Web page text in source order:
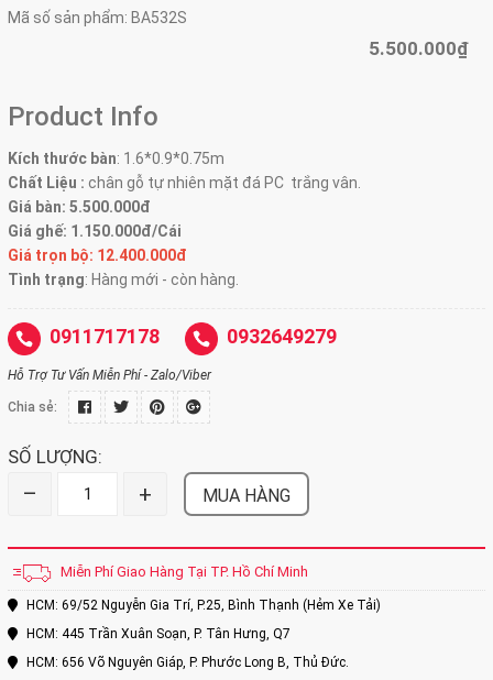
Mã số sản phẩm: BA532S
5.500.000₫
Product Info
Kích thước bàn: 1.6*0.9*0.75m
Chất Liệu : chân gỗ tự nhiên mặt đá PC trắng vân.
Giá bàn: 5.500.000đ
Giá ghế: 1.150.000đ/Cái
Giá trọn bộ: 12.400.000đ
Tình trạng: Hàng mới - còn hàng.
0911717178 0932649279
Hỗ Trợ Tư Vấn Miễn Phí - Zalo/Viber
Chia sẻ:
SỐ LƯỢNG:
– + MUA HÀNG
Miễn Phí Giao Hàng Tại TP. Hồ Chí Minh
HCM: 69/52 Nguyễn Gia Trí, P.25, Bình Thạnh (Hẻm Xe Tải)
HCM: 445 Trần Xuân Soạn, P. Tân Hưng, Q7
HCM: 656 Võ Nguyên Giáp, P. Phước Long B, Thủ Đức.